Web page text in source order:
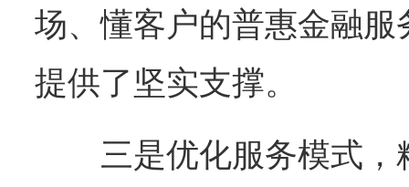
场、懂客户的普惠金融
提供了坚实支撑。
三是优化服务模式